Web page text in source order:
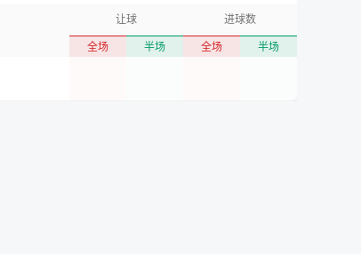
让球
全场
半场
进球数
全场
半场